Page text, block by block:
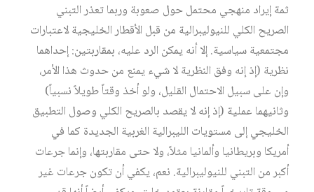
ثمة إيراد منهجي محتمل حول صعوبة وربما تعذر التبني
الصريح الكلي للنيوليبرالية من قبل الأقطار الخليجية لاعتبارات
مجتمعية سياسية. إلا أنه يمكن الرد عليه، بمقاربتين: إحداهما
نظرية (إذ إنه وفق النظرية لا شيء يمنع من حدوث هذا الأمر،
وإن على سبيل الاحتمال القليل، ولو أخذ وقتاً طويلاً نسبياً)
وثانيهما عملية (إذ إنه لا يقصد بالصريح الكلي وصول التطبيق
الخليجي إلى مستويات الليبرالية الغربية الجديدة كما في
أمريكا وبريطانيا وألمانيا مثلاً، ولا حتى مقاربتها، وإنما جرعات
أكبر من التبني للنيوليبرالية. نعم، يكفي أن تكون جرعات غير